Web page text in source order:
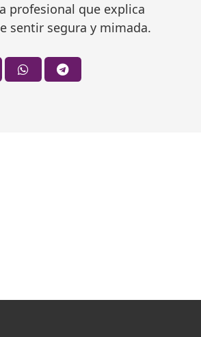
profesional que explica
sentir segura y mimada.